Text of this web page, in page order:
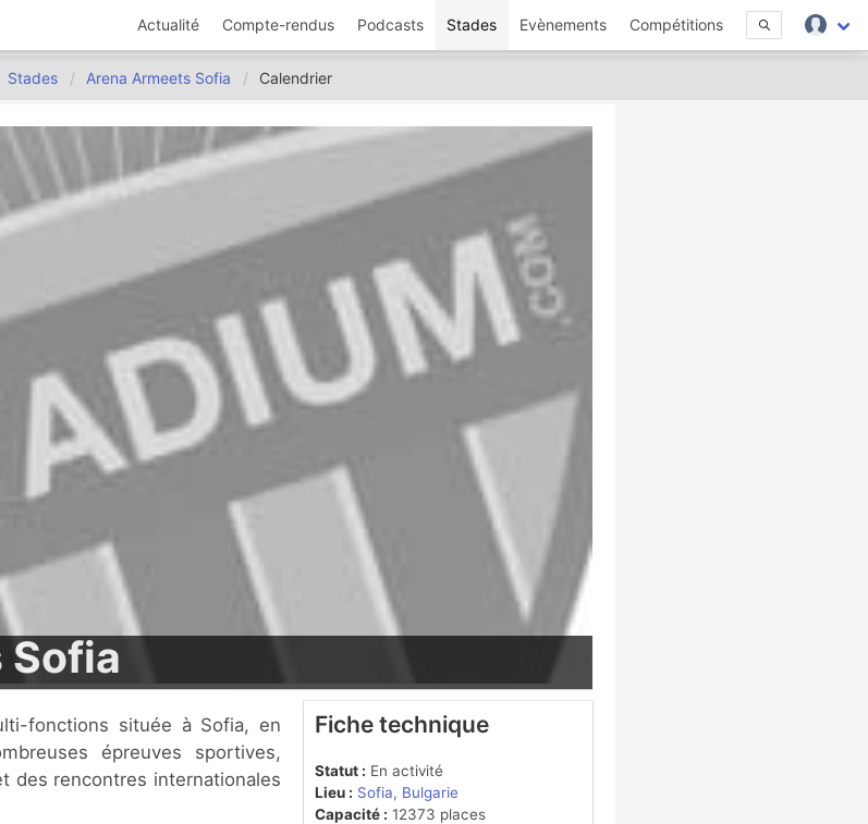
Actualité Compte-rendus Podcasts Stades Evènements Compétitions
Stades Arena Armeets Sofia Calendrier
Sofia
épreuves sportives,
des rencontres internationales
Fiche technique
Statut : En activité
Lieu : Sofia, Bulgarie
Capacité : 12373 places